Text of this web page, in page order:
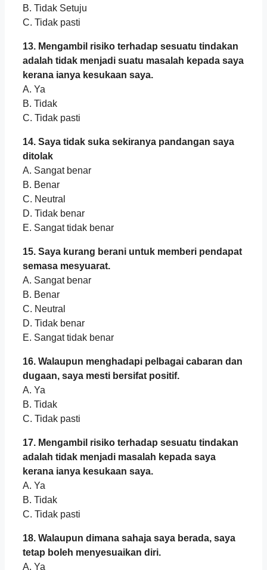
B. Tidak Setuju
C. Tidak pasti
13. Mengambil risiko terhadap sesuatu tindakan
adalah tidak menjadi suatu masalah kepada saya
kerana ianya kesukaan saya.
A. Ya
B. Tidak
C. Tidak pasti
14. Saya tidak suka sekiranya pandangan saya
ditolak
A. Sangat benar
B. Benar
C. Neutral
D. Tidak benar
E. Sangat tidak benar
15. Saya kurang berani untuk memberi pendapat
semasa mesyuarat.
A. Sangat benar
B. Benar
C. Neutral
D. Tidak benar
E. Sangat tidak benar
16. Walaupun menghadapi pelbagai cabaran dan
dugaan, saya mesti bersifat positif.
A. Ya
B. Tidak
C. Tidak pasti
17. Mengambil risiko terhadap sesuatu tindakan
adalah tidak menjadi masalah kepada saya
kerana ianya kesukaan saya.
A. Ya
B. Tidak
C. Tidak pasti
18. Walaupun dimana sahaja saya berada, saya
tetap boleh menyesuaikan diri.
A. Ya